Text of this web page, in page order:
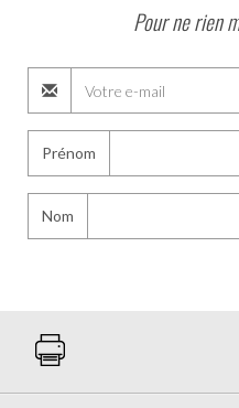
Pour ne rien
Prénom
Nom